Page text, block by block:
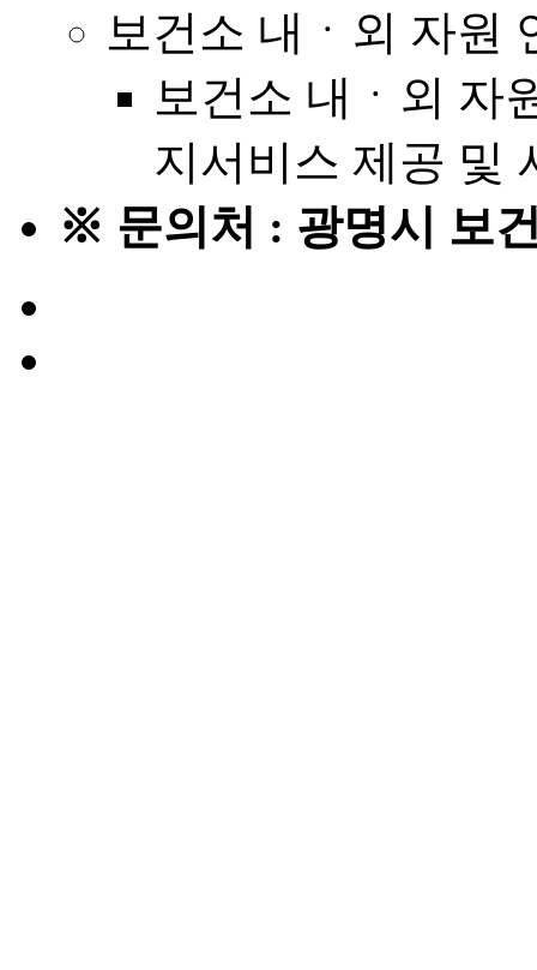
보건소 내ㆍ외 자원
보건소 내ㆍ외 자
지서비스 제공 및
※ 문의처 : 광명시 보